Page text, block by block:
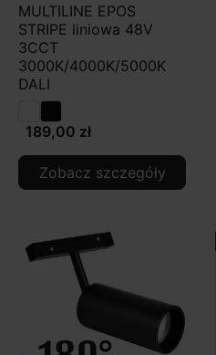
MULTILINE EPOS
STRIPE liniowa 48V
3CCT
3000K/4000K/5000K
DALI
189,00 zł
Zobacz szczegóły